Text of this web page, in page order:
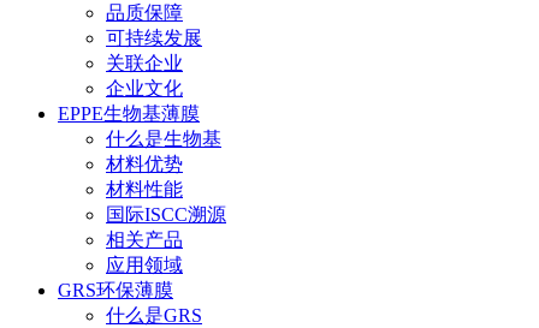
品质保障
可持续发展
关联企业
企业文化
EPPE生物基薄膜
什么是生物基
材料优势
材料性能
国际ISCC溯源
相关产品
应用领域
GRS环保薄膜
什么是GRS